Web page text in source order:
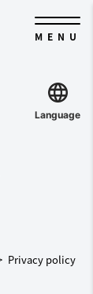
Language
MENU
Privacy policy